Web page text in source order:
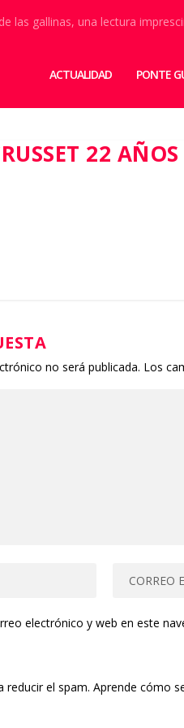
las gallinas, una lectura
ACTUALIDAD PONTE
22 AÑOS
no será publicada. Los
electrónico y web en este
reducir el spam.Aprende cómo